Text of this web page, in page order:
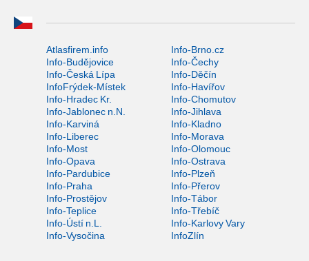
Atlasfirem.info
Info-Brno.cz
Info-Budějovice
Info-Čechy
Info-Česká Lípa
Info-Děčín
InfoFrýdek-Místek
Info-Havířov
Info-Hradec Kr.
Info-Chomutov
Info-Jablonec n.N.
Info-Jihlava
Info-Karviná
Info-Kladno
Info-Liberec
Info-Morava
Info-Most
Info-Olomouc
Info-Opava
Info-Ostrava
Info-Pardubice
Info-Plzeň
Info-Praha
Info-Přerov
Info-Prostějov
Info-Tábor
Info-Teplice
Info-Třebíč
Info-Ústí n.L.
Info-Karlovy Vary
Info-Vysočina
InfoZlín